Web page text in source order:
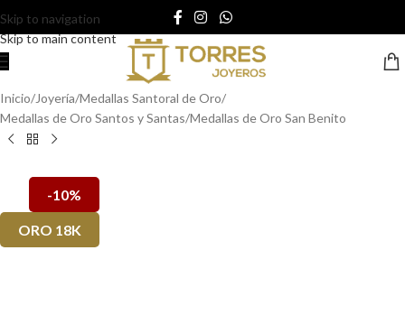
Skip to navigation
Skip to main content
Inicio/Joyería/Medallas Santoral de Oro/
Medallas de Oro Santos y Santas/Medallas de Oro San Benito
-10%
ORO 18K